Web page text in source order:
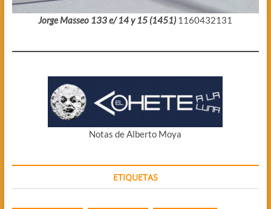
Jorge Masseo 133 e/ 14 y 15 (1451) 1160432131
Notas de Alberto Moya
ETIQUETAS